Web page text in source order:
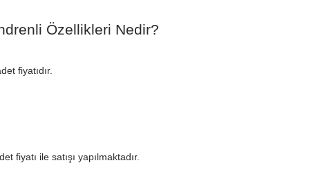
Özellikleri Nedir?
fiyatıdır.
fiyatı ile satışı yapılmaktadır.